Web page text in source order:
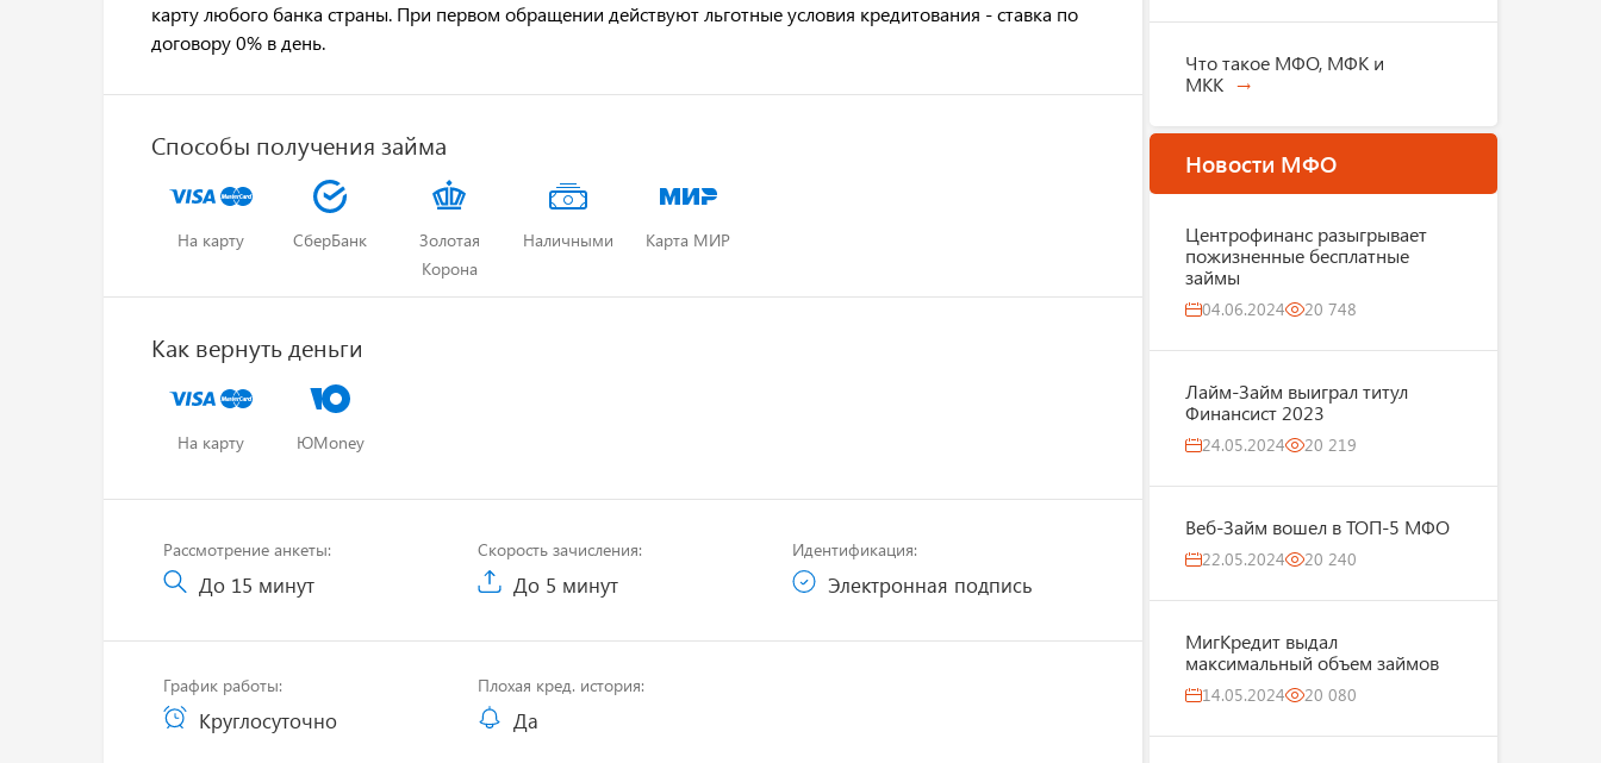
карту любого банка страны. При первом обращении действуют льготные условия кредитования - ставка по
договору 0% в день.
Способы получения займа
На карту СберБанк
Золотая
Корона
Наличными Карта МИР
Как вернуть деньги
На карту ЮMoney
Рассмотрение анкеты:
До 15 минут
Скорость зачисления:
До 5 минут
Идентификация:
Электронная подпись
График работы:
Круглосуточно
Плохая кред. история:
Да
Что такое МФО, МФК и
МКК
Новости МФО
Центрофинанс разыгрывает
пожизненные бесплатные
займы
04.06.2024 20 748
Лайм-Займ выиграл титул
Финансист 2023
24.05.2024 20 219
Веб-Займ вошел в ТОП-5 МФО
22.05.2024 20 240
МигКредит выдал
максимальный объем займов
14.05.2024 20 080